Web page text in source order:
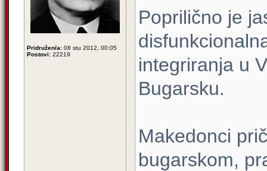
Pridružen/a: 08 stu 2012, 00:05
Postovi: 22219
Poprilično je
integriranja u
Bugarsku.
Makedonci
bugarskom,